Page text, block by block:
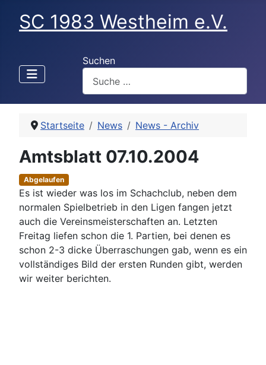
SC 1983 Westheim e.V.
Suchen
Startseite News News - Archiv
Amtsblatt 07.10.2004
Abgelaufen
Es ist wieder was los im Schachclub, neben dem
normalen Spielbetrieb in den Ligen fangen jetzt
auch die Vereinsmeisterschaften an. Letzten
Freitag liefen schon die 1. Partien, bei denen es
schon 2-3 dicke Überraschungen gab, wenn es ein
vollständiges Bild der ersten Runden gibt, werden
wir weiter berichten.